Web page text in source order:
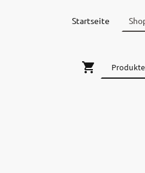
Startseite